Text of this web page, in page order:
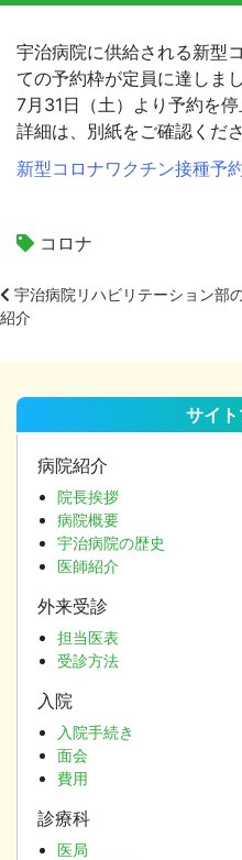
宇治病院に供給される新型
ての予約枠が定員に達しま
7月31日（土）より予約を停
詳細は、別紙をご確認くださ
新型コロナワクチン接種予
コロナ
投
稿
ビ
ゲ
宇治病院リハビリテーション部
紹介
サイ
病院紹介
院長挨拶
病院概要
宇治病院の歴史
医師紹介
外来受診
担当医表
受診方法
入院
入院手続き
面会
費用
診療科
医局